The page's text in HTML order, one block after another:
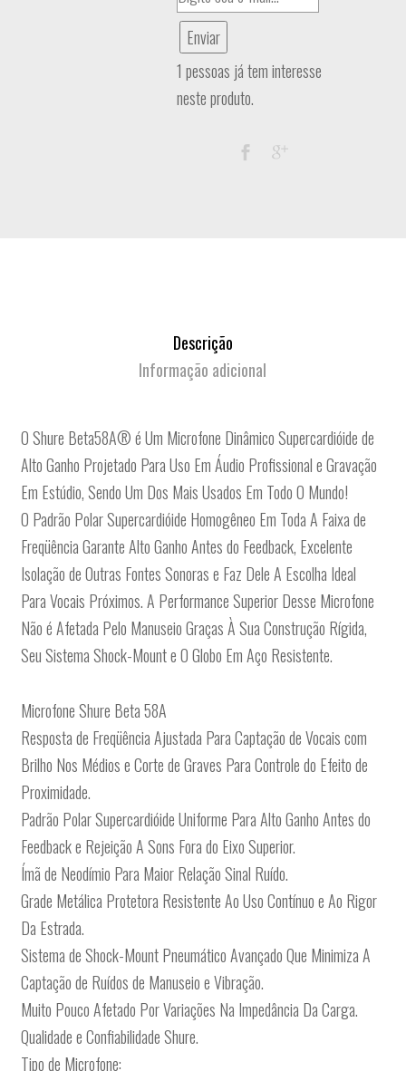
Enviar
1 pessoas já tem interesse
neste produto.
Descrição
Informação adicional
O Shure Beta58A® é Um Microfone Dinâmico Supercardióide de
Alto Ganho Projetado Para Uso Em Áudio Profissional e Gravação
Em Estúdio, Sendo Um Dos Mais Usados Em Todo O Mundo!
O Padrão Polar Supercardióide Homogêneo Em Toda A Faixa de
Freqüência Garante Alto Ganho Antes do Feedback, Excelente
Isolação de Outras Fontes Sonoras e Faz Dele A Escolha Ideal
Para Vocais Próximos. A Performance Superior Desse Microfone
Não é Afetada Pelo Manuseio Graças À Sua Construção Rígida,
Seu Sistema Shock-Mount e O Globo Em Aço Resistente.
Microfone Shure Beta 58A
Resposta de Freqüência Ajustada Para Captação de Vocais com
Brilho Nos Médios e Corte de Graves Para Controle do Efeito de
Proximidade.
Padrão Polar Supercardióide Uniforme Para Alto Ganho Antes do
Feedback e Rejeição A Sons Fora do Eixo Superior.
Ímã de Neodímio Para Maior Relação Sinal Ruído.
Grade Metálica Protetora Resistente Ao Uso Contínuo e Ao Rigor
Da Estrada.
Sistema de Shock-Mount Pneumático Avançado Que Minimiza A
Captação de Ruídos de Manuseio e Vibração.
Muito Pouco Afetado Por Variações Na Impedância Da Carga.
Qualidade e Confiabilidade Shure.
Tipo de Microfone: